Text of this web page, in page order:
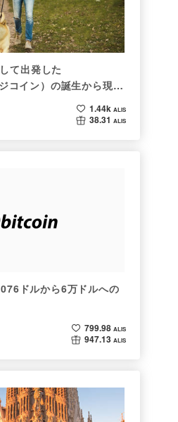
て出発した
コイン）の誕生から現在
証券性🐶
1.44k ALIS
38.31 ALIS
ドルから6万ドルへの
799.98 ALIS
947.13 ALIS